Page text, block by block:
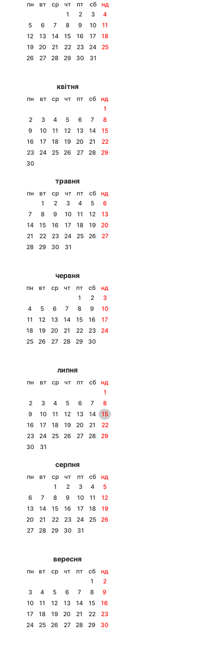
Головна
Економіка
Спорт
Техно і зв'язок
Цікавинки
Екологія
Інтерв'ю
Архів
Контакти
Тема оформлення
пн вт ср чт пт сб
нд
1
2 3
4
5
6 7 8 9 10
11
12
13 14 15 16 17
18
19
20 21 22 23 24
25
26
27 28 29 30 31
квітня
пн вт ср чт пт сб
нд
1
2
3 4 5 6 7
8
9
10 11 12 13 14
15
16
17 18 19 20 21
22
23
24 25 26 27 28
29
30
травня
пн вт ср чт пт сб
нд
1
2 3 4 5
6
7
8 9 10 11 12
13
14
15 16 17 18 19
20
21
22 23 24 25 26
27
28
29 30 31
червня
пн вт ср чт пт сб
нд
1
2
3
4
5 6 7 8 9
10
11
12 13 14 15 16
17
18
19 20 21 22 23
24
25
26 27 28 29 30
липня
пн вт ср чт пт сб
нд
1
2
3 4 5 6 7
8
9
10 11 12 13 14
15
16
17 18 19 20 21
22
23
24 25 26 27 28
29
30
31
серпня
пн вт ср чт пт сб
нд
1
2 3 4
5
6
7 8 9 10 11
12
13
14 15 16 17 18
19
20
21 22 23 24 25
26
27
28 29 30 31
вересня
пн вт ср чт пт сб
нд
1
2
3
4 5 6 7 8
9
10
11 12 13 14 15
16
17
18 19 20 21 22
23
24
25 26 27 28 29 30